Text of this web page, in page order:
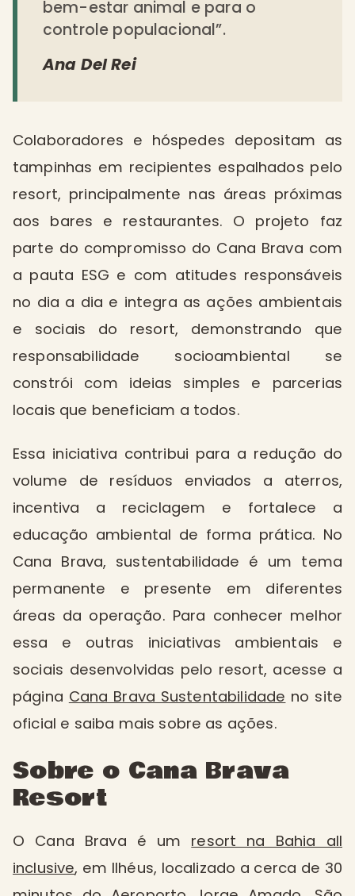
bem-estar animal e para o
controle populacional”.
Ana Del Rei
Colaboradores e hóspedes depositam as
tampinhas em recipientes espalhados pelo
resort, principalmente nas áreas próximas
aos bares e restaurantes. O projeto faz
parte do compromisso do Cana Brava com
a pauta ESG e com atitudes responsáveis
no dia a dia e integra as ações ambientais
e sociais do resort, demonstrando que
responsabilidade socioambiental se
constrói com ideias simples e parcerias
locais que beneficiam a todos.
Essa iniciativa contribui para a redução do
volume de resíduos enviados a aterros,
incentiva a reciclagem e fortalece a
educação ambiental de forma prática. No
Cana Brava, sustentabilidade é um tema
permanente e presente em diferentes
áreas da operação. Para conhecer melhor
essa e outras iniciativas ambientais e
sociais desenvolvidas pelo resort, acesse a
página Cana Brava Sustentabilidade no site
oficial e saiba mais sobre as ações.
Sobre o Cana Brava
Resort
O Cana Brava é um resort na Bahia all
inclusive, em Ilhéus, localizado a cerca de 30